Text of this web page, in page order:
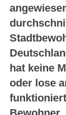
hat keine
oder lose